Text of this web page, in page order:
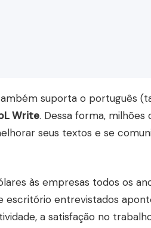
suporta o português
Write. Dessa forma,
seus textos e se
às empresas todos os
escritório entrevistados
a satisfação no